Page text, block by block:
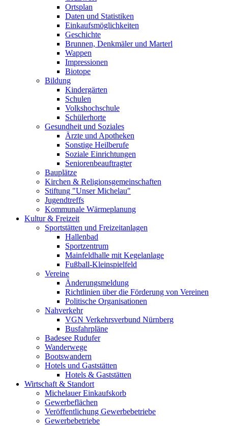
Ortsplan
Daten und Statistiken
Einkaufsmöglichkeiten
Geschichte
Brunnen, Denkmäler und Marterl
Wappen
Impressionen
Biotope
Bildung
Kindergärten
Schulen
Volkshochschule
Schülerhorte
Gesundheit und Soziales
Ärzte und Apotheken
Sonstige Heilberufe
Soziale Einrichtungen
Seniorenbeauftragter
Bauplätze
Kirchen & Religionsgemeinschaften
Stiftung "Unser Michelau"
Jugendtreffs
Kommunale Wärmeplanung
Kultur & Freizeit
Sportstätten und Freizeitanlagen
Hallenbad
Sportzentrum
Mainfeldhalle mit Kegelanlage
Fußball-Kleinspielfeld
Vereine
Änderungsmeldung
Richtlinien über die Förderung von Vereinen
Politische Organisationen
Nahverkehr
VGN Verkehrsverbund Nürnberg
Busfahrpläne
Badesee Rudufer
Wanderwege
Bootswandern
Hotels und Gaststätten
Hotels & Gaststätten
Wirtschaft & Standort
Michelauer Einkaufskorb
Gewerbeflächen
Veröffentlichung Gewerbebetriebe
Gewerbebetriebe